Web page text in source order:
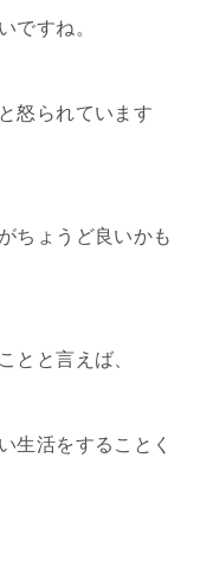
ですね。
怒られています
ちょうど良いかも
とと言えば、
生活をすることく